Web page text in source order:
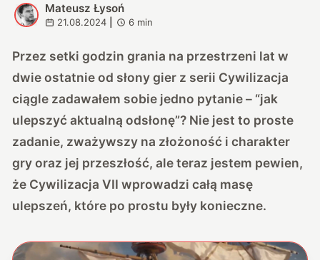
M
Mateusz Łysoń
21.08.2024 6 min
Przez setki godzin grania na przestrzeni lat w
dwie ostatnie od słony gier z serii Cywilizacja
ciągle zadawałem sobie jedno pytanie – “jak
ulepszyć aktualną odsłonę”? Nie jest to proste
zadanie, zważywszy na złożoność i charakter
gry oraz jej przeszłość, ale teraz jestem pewien,
że Cywilizacja VII wprowadzi całą masę
ulepszeń, które po prostu były konieczne.